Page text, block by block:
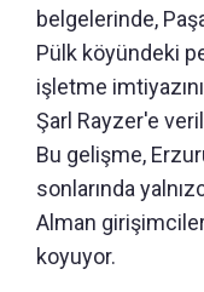
belgelerinde,
Pülk köyündeki
işletme
Şarl Rayzer'e
Bu gelişme,
sonlarında
Alman
koyuyor.